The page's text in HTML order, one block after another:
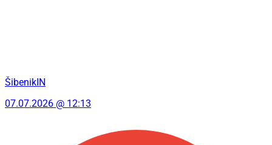
ŠibenikIN
07.07.2026 @ 12:13